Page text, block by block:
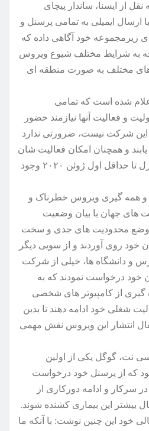
گزارش خط رند ۹۱۲ به نقل از ایسنا، ساندار پیچای
ایمیلی به تمامی پرسنل و
زیرمجموعه خود آگاهی داده که
به شرایط مختلف شیوع ویروس
مختلف به صورت منطقه ای
شده است که تمامی
و فعالیت آنها نیازمند حضور
این شرکت نیست، ضرورتی ندارد
و همچنان امکان فعالیت شان
به صورت دورکاری از منزل تا حداقل اول ژوئن ۲۰۲۰ وجود
و همه گیری ویروس خطرناک و
های جهان با بیان وضعیت
وضع محدودیت های جدی و سخت
خود روی آوردند و از سویی دیگر
و دانشگاه ها، خیلی از شرکت
خود درخواست نمودند که به
گیری از کامپیوتر های شخصی
شغلی خود ادامه دهند تا بدین
انتشار این ویروس نقش مهمی
گوگل یکی از اولین
که از پرسنل خود درخواست
سرکار و ادامه دورکاری از
بیشتر این بیماری کشنده شوند.
خود این چنین نوشت: با آنکه ما